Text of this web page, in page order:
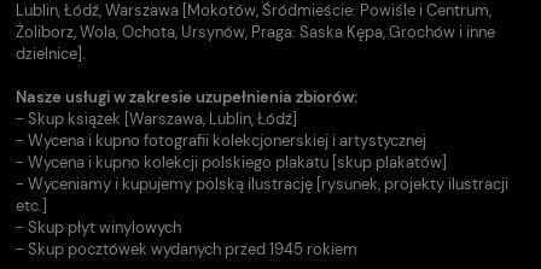
Lublin, Łódź, Warszawa [Mokotów, Śródmieście: Powiśle i Centrum,
Żoliborz, Wola, Ochota, Ursynów, Praga: Saska Kępa, Grochów i inne
dzielnice].
Nasze usługi w zakresie uzupełnienia zbiorów:
- Skup książek [Warszawa, Lublin, Łódź]
- Wycena i kupno fotografii kolekcjonerskiej i artystycznej
- Wycena i kupno kolekcji polskiego plakatu [skup plakatów]
- Wyceniamy i kupujemy polską ilustrację [rysunek, projekty ilustracji
etc.]
- Skup płyt winylowych
- Skup pocztówek wydanych przed 1945 rokiem